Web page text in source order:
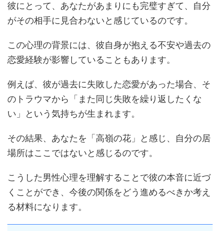
彼にとって、あなたがあまりにも完璧すぎて、自分
がその相手に見合わないと感じているのです。
この心理の背景には、彼自身が抱える不安や過去の
恋愛経験が影響していることもあります。
例えば、彼が過去に失敗した恋愛があった場合、そ
のトラウマから「また同じ失敗を繰り返したくな
い」という気持ちが生まれます。
その結果、あなたを「高嶺の花」と感じ、自分の居
場所はここではないと感じるのです。
こうした男性心理を理解することで彼の本音に近づ
くことができ、今後の関係をどう進めるべきか考え
る材料になります。